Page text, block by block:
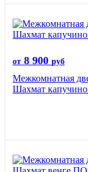
от 8 900 руб
Межкомнатная
Шахмат